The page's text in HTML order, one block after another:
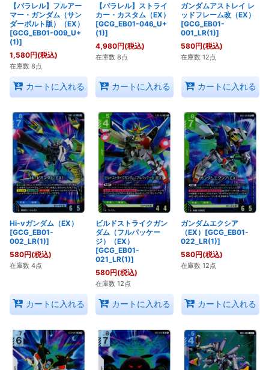
【パラレル】フルアー
マー・ガンダム（サン
ダーボルト版）（EX）
[GCG_EB01-009_U+
(1)]
1,580円(税込)
在庫数 8点
カートに入れる
【パラレル】ストライ
カー・カスタム（EX）
[GCG_EB01-046_U+
(1)]
4,980円(税込)
在庫数 8点
カートに入れる
ガンダムアストレイ レ
ッドフレーム改（EX）
[GCG_EB01-
001_LR(1)]
580円(税込)
在庫数 12点
カートに入れる
Hi-νガンダム（EX）
[GCG_EB01-
002_LR(1)]
580円(税込)
在庫数 4点
カートに入れる
ビルドストライクガン
ダム（フルパッケー
ジ）（EX）
[GCG_EB01-
021_LR(1)]
580円(税込)
在庫数 12点
カートに入れる
ガンダムエクシア
（EX）[GCG_EB01-
022_LR(1)]
580円(税込)
在庫数 12点
カートに入れる